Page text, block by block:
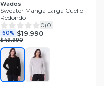
Wados
Sweater Manga Larga Cuello
Redondo
0(0)
60% $19.990
$49.990